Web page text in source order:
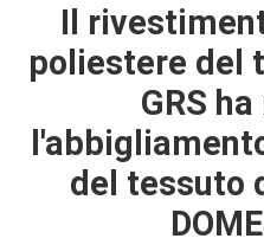
CASA
PRODOTTI
CIRCA
Il
poliestere del
GRS
del tessuto